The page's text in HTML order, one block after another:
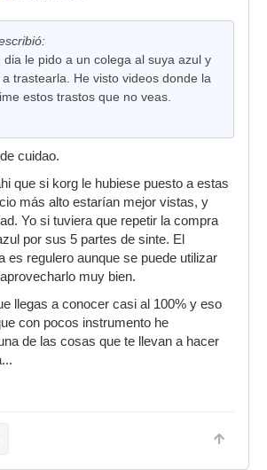
dia le pido a un colega al suya azul y
trastearla. He visto videos donde la
estos trastos que no veas.
cuidao.
que si korg le hubiese puesto a estas
más alto estarían mejor vistas, y
Yo si tuviera que repetir la compra
por sus 5 partes de sinte. El
es regulero aunque se puede utilizar
muy bien.
llegas a conocer casi al 100% y eso
con pocos instrumento he
de las cosas que te llevan a hacer